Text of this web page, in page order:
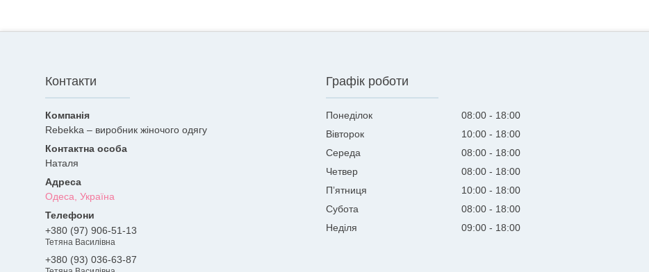
Контакти
Rebekka – виробник жіночого одягу
Наталя
Одеса, Україна
+380 (97) 906-51-13
Тетяна Василівна
+380 (93) 036-63-87
Графік роботи
Понеділок 08:00
18:00
Вівторок
10:00
18:00
Середа
08:00
18:00
Четвер
08:00
18:00
Пʼятниця
10:00
18:00
Субота
08:00
18:00
Неділя
09:00 18:00